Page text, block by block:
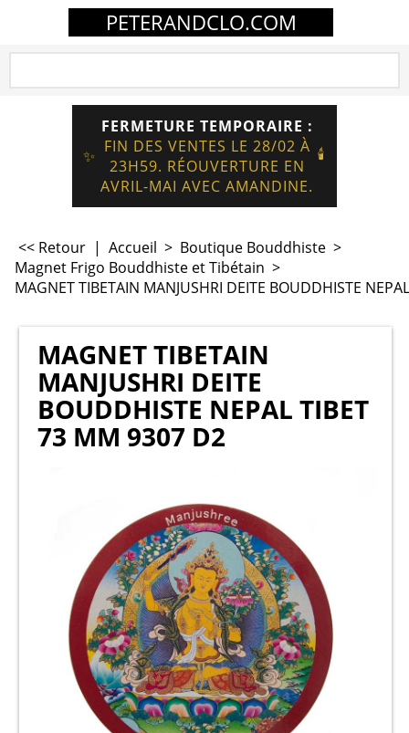
PETERANDCLO.COM
✨
FERMETURE TEMPORAIRE :
FIN DES VENTES LE 28/02 À
23H59. RÉOUVERTURE EN
AVRIL-MAI AVEC AMANDINE.
🕯️
<< Retour | Accueil > Boutique Bouddhiste >
Magnet Frigo Bouddhiste et Tibétain >
MAGNET TIBETAIN MANJUSHRI DEITE BOUDDHISTE
MAGNET TIBETAIN
MANJUSHRI DEITE
BOUDDHISTE NEPAL TIBET
73 MM 9307 D2